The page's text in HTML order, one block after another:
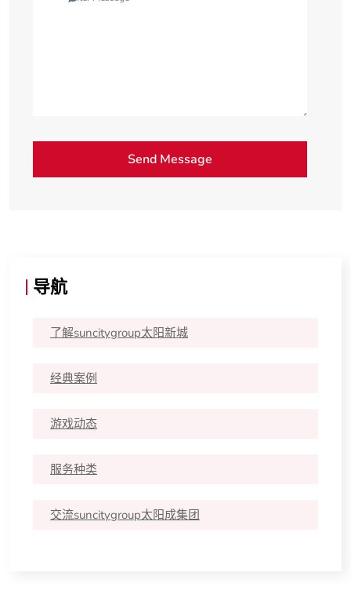
导航
了解suncitygroup太阳新城
经典案例
游戏动态
服务种类
交流suncitygroup太阳成集团